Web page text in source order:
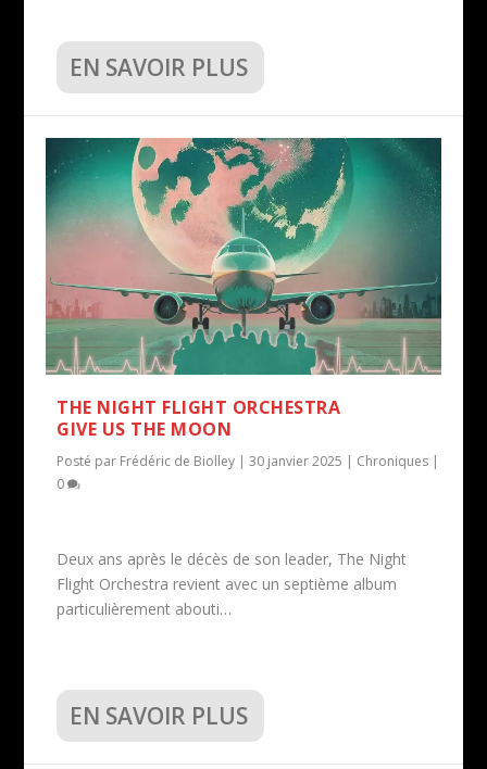
EN SAVOIR PLUS
THE NIGHT FLIGHT ORCHESTRA
GIVE US THE MOON
Posté par Frédéric de Biolley |30 janvier 2025 | Chroniques |
0
Deux ans après le décès de son leader, The Night
Flight Orchestra revient avec un septième album
particulièrement abouti…
EN SAVOIR PLUS